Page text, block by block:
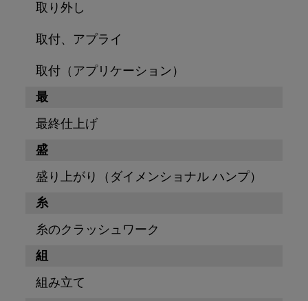
取り外し
取付、アプライ
取付（アプリケーション）
最
最終仕上げ
盛
盛り上がり（ダイメンショナル ハンプ）
糸
糸のクラッシュワーク
組
組み立て